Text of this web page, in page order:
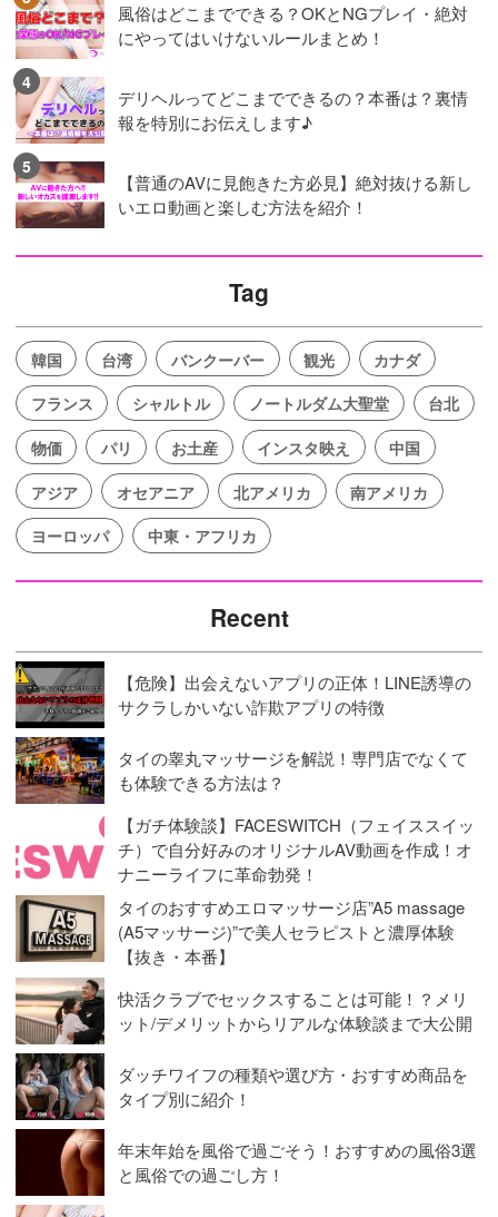
風俗はどこまでできる？OKとNGプレイ・絶対
にやってはいけないルールまとめ！
デリヘルってどこまでできるの？本番は？裏情
報を特別にお伝えします♪
【普通のAVに見飽きた方必見】絶対抜ける新し
いエロ動画と楽しむ方法を紹介！
Tag
韓国 台湾 バンクーバー 観光
カナダ
フランス
シャルトル ノートルダム大聖堂
台北
物価
パリ お土産 インスタ映え
中国
アジア
オセアニア 北アメリカ
南アメリカ
ヨーロッパ
中東・アフリカ
Recent
【危険】出会えないアプリの正体！LINE誘導の
サクラしかいない詐欺アプリの特徴
タイの睾丸マッサージを解説！専門店でなくて
も体験できる方法は？
【ガチ体験談】FACESWITCH（フェイススイッ
チ）で自分好みのオリジナルAV動画を作成！オ
ナニーライフに革命勃発！
タイのおすすめエロマッサージ店”A5 massage
(A5マッサージ)”で美人セラピストと濃厚体験
【抜き・本番】
快活クラブでセックスすることは可能！？メリ
ット/デメリットからリアルな体験談まで大公開
ダッチワイフの種類や選び方・おすすめ商品を
タイプ別に紹介！
年末年始を風俗で過ごそう！おすすめの風俗3選
と風俗での過ごし方！